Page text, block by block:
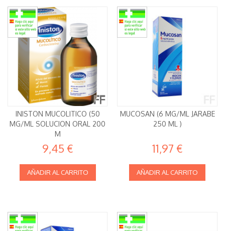
INISTON MUCOLITICO (50
MG/ML SOLUCION ORAL 200
M
9,45 €
AÑADIR AL CARRITO
MUCOSAN (6 MG/ML JARABE
250 ML )
11,97 €
AÑADIR AL CARRITO